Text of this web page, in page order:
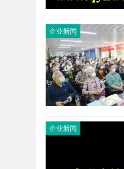
企业新闻
企业新闻